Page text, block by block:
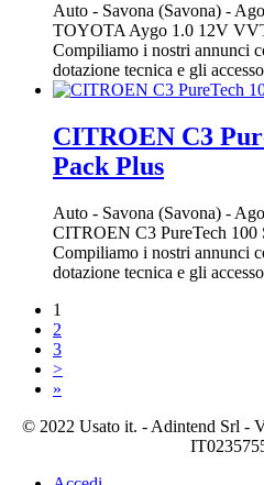
Auto - Savona (Savona) -
TOYOTA Aygo 1.0 12V
Compiliamo i nostri annunci
dotazione tecnica e gli
CITROEN C3
Pack Plus
Auto - Savona (Savona) -
CITROEN C3 PureTech 100
Compiliamo i nostri annunci
dotazione tecnica e gli
1
2
3
>
»
© 2022 Usato it. - Adintend Srl -